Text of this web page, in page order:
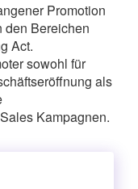
Promotion
den Bereichen
Act.
sowohl für
als
Kampagnen.